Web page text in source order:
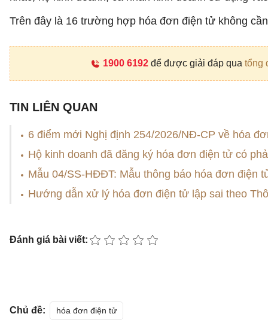
Trên đây là 16 trường hợp hóa đơn điện tử không
1900 6192để được giải đáp qua tổng
TIN LIÊN QUAN
6 điểm mới Nghị định 254/2026/NĐ-CP về hóa
Hộ kinh doanh đã đăng ký hóa đơn điện tử có
Mẫu 04/SS-HĐĐT: Mẫu thông báo hóa đơn điện
Hướng dẫn xử lý hóa đơn điện tử lập sai theo
Đánh giá bài viết:
Chủ đề: hóa đơn điện tử